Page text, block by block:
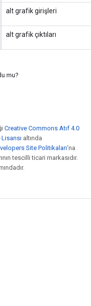
alt grafik girişleri
alt grafik çıktıları
mu?
Creative Commons Atıf 4.0
altında
Site Politikaları'na
tescilli ticari markasıdır.